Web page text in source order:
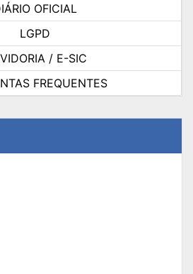
OFICIAL
LGPD
/ E-SIC
FREQUENTES